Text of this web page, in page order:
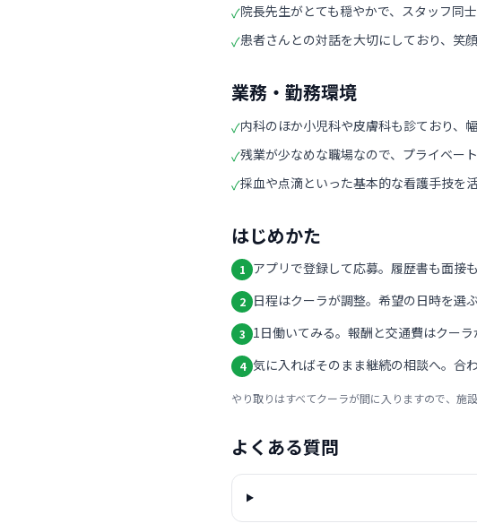
✓院長先生がとても穏やかで、スタッフ同
✓患者さんとの対話を大切にしており、笑
業務・勤務環境
✓内科のほか小児科や皮膚科も診ており、
✓残業が少なめな職場なので、プライベー
✓採血や点滴といった基本的な看護手技を
はじめかた
1 アプリで登録して応募。履歴書も面接
2 日程はクーラが調整。希望の日時を選
3 1日働いてみる。報酬と交通費はクー
4 気に入ればそのまま継続の相談へ。合
やり取りはすべてクーラが間に入りますので、施
よくある質問